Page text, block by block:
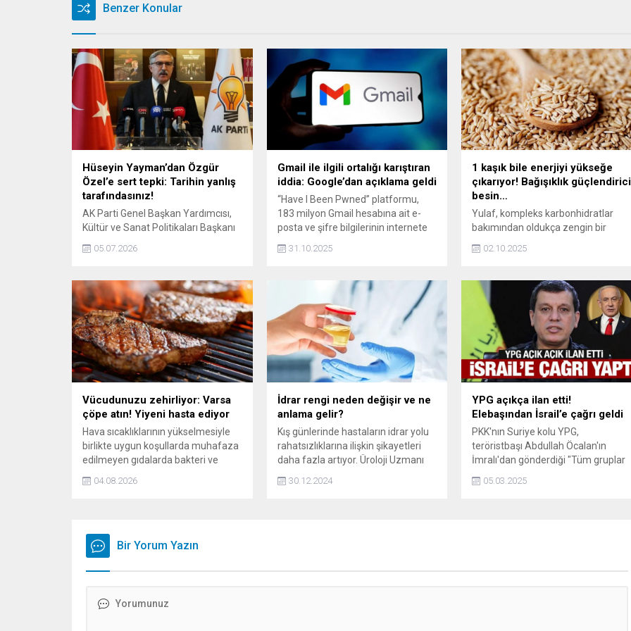
Benzer Konular
Hüseyin Yayman’dan Özgür
Özel’e sert tepki: Tarihin yanlış
tarafındasınız!
AK Parti Genel Başkan Yardımcısı,
Kültür ve Sanat Politikaları Başkanı
Hüseyin Yayman, "Siyasi mücadele,
yabancı gazetelerin köşe
huzurunda, demokratik zeminde ve
sandıkta verilmelidir." ifadesini
kullandı.
05.07.2026
Gmail ile ilgili ortalığı karıştıran
iddia: Google’dan açıklama geldi
“Have I Been Pwned” platformu,
183 milyon Gmail hesabına ait e-
posta ve şifre bilgilerinin internete
sızdığını öne sürdü. Uzmanlar
şifrelerin acilen değişmesi
Google'dan resmi açıklama geldi.
31.10.2025
1 kaşık bile enerjiyi yükseğe
çıkarıyor! Bağışıklık güçlendirici
besin…
Yulaf, kompleks karbonhidratlar
bakımından oldukça zengin bir
gıdadır ve bu özelliği sayesinde
vücuda uzun süreli enerji sağlar.
kalmanıza yardımcı olur. Aynı
zamanda, içerdiği besin öğeleri
sayesinde bağışıklık sistemini
destekleyerek, özellikle soğuk kış
aylarında hastalıklara karşı direnci
artırır.
02.10.2025
Vücudunuzu zehirliyor: Varsa
çöpe atın! Yiyeni hasta ediyor
Hava sıcaklıklarının yükselmesiyle
birlikte uygun koşullarda muhafaza
edilmeyen gıdalarda bakteri ve
ölçüde artıyor. Uzmanlar, yaz
özellikle çocuklar, ileri yaştaki
bireyler ve kronik rahatsızlığı
bulunan kişilerin daha özenli
04.08.2026
İdrar rengi neden değişir ve ne
anlama gelir?
Kış günlerinde hastaların idrar yolu
rahatsızlıklarına ilişkin şikayetleri
daha fazla artıyor. Üroloji Uzmanı
şikayetleri artan hastalarımız
30.12.2024
YPG açıkça ilan etti!
Elebaşından İsrail’e çağrı geldi
PKK'nın Suriye kolu YPG,
teröristbaşı Abdullah Öcalan'ın
İmralı'dan gönderdiği "Tüm gruplar
Elebaşı Ferhat Abdi Şahin İsrail'e
05.03.2025
Bir Yorum Yazın